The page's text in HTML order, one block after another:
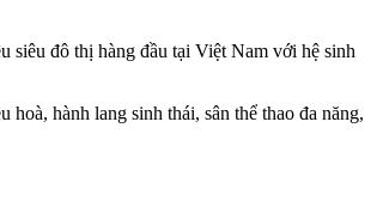
siêu đô thị hàng đầu tại Việt Nam với hệ sinh
hành lang sinh thái, sân thể thao đa năng,